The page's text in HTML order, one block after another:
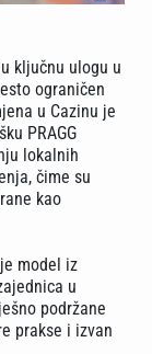
ključnu ulogu u
ograničen
u Cazinu je
PRAGG
lokalnih
čime su
kao
model iz
u
podržane
prakse i izvan